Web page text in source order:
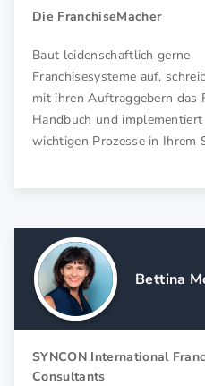
Führungskräften,
Führungsverhaltens,
Performance Improvement
Leistungssteigerung.
Existenzgründung Gründung
dazu bei, vorhandene Stärken
sowie bevorstehende
und handwerkliche Fehler zu
Gründercoach das Erlernen
Mitstreitern, Delegation von
begleitet der Gründercoach den
Die FranchiseMacher
Baut leidenschaftlich gerne
Franchisesysteme auf,
mit ihren Auftraggebern das
Handbuch und
wichtigen Prozesse in Ihrem
Bettina
SYNCON International
Consultants